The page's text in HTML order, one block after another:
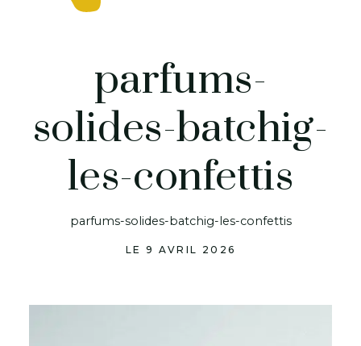
parfums-
solides-batchig-
les-confettis
parfums-solides-batchig-les-confettis
LE 9 AVRIL 2026